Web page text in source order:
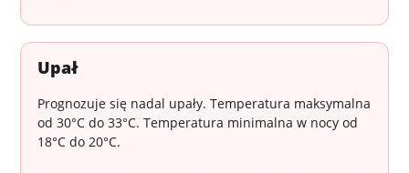
Upał
Prognozuje się nadal upały. Temperatura maksymalna
od 30°C do 33°C. Temperatura minimalna w nocy od
18°C do 20°C.